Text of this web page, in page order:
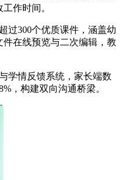
作时间。
过300个优质课件，涵盖幼
在线预览与二次编辑，教
学情反馈系统，家长端数
，构建双向沟通桥梁。